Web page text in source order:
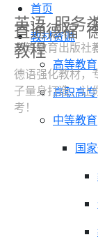
首页
教材资源
高等教育
高职高专
中等教育
国
英语服务
高等教育出版社
直通德福
教程
德语强化教材，
子量身打造，让
考！